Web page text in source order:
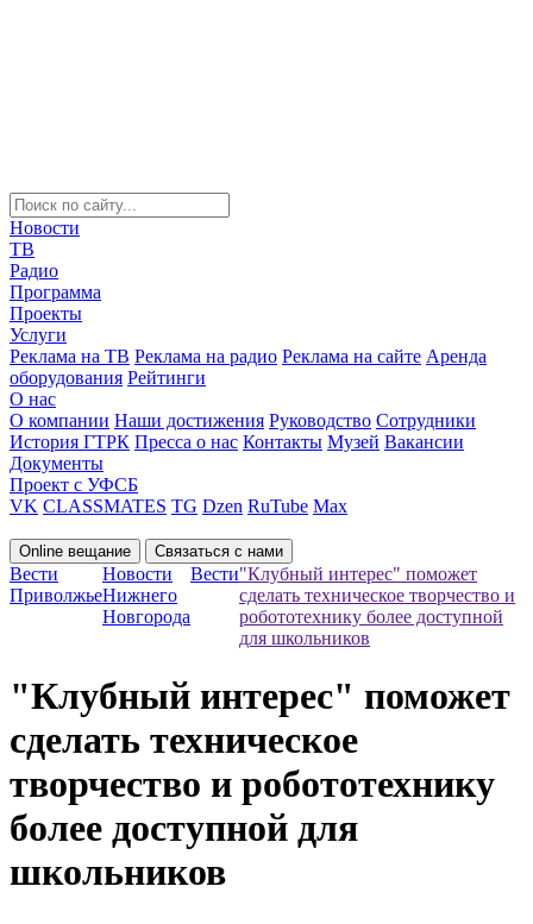
Новости
ТВ
Радио
Программа
Проекты
Услуги
Реклама на ТВ Реклама на радио Реклама на сайте Аренда
оборудования Рейтинги
О нас
О компании Наши достижения Руководство Сотрудники
История ГТРК Пресса о нас Контакты Музей Вакансии
Документы
Проект с УФСБ
VK CLASSMATES TG Dzen RuTube Max
Online вещание Связаться с нами
Вести
Приволжье
Новости
Нижнего
Новгорода
Вести"Клубный интерес" поможет
сделать техническое творчество и
робототехнику более доступной
для школьников
"Клубный интерес" поможет
сделать техническое
творчество и робототехнику
более доступной для
школьников